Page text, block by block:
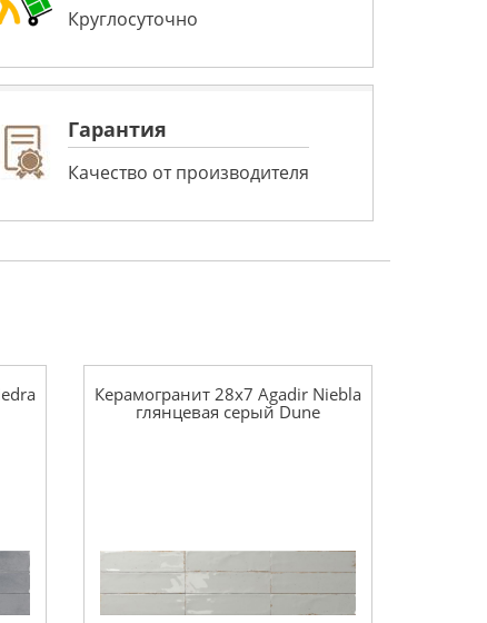
Круглосуточно
Гарантия
Качество от производителя
Керамогранит 28x7 Agadir Niebla
глянцевая серый Dune